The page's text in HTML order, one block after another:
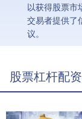
以获得股票市
交易者提供了
议。
股票杠杆配